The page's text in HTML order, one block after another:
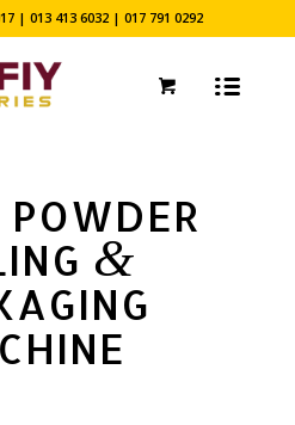
| 013 413 6032 | 017 791 0292
POWDER
&